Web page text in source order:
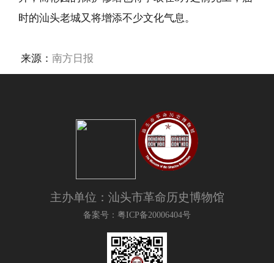
时的汕头老城又将增添不少文化气息。
来源： 南方日报
主办单位：汕头市革命历史博物馆
备案号：粤ICP备20006404号